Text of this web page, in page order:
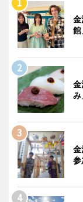
金
金
参